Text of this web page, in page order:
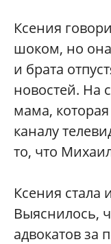
Ксения
шоком, но она
и брата
новостей. На
мама,
каналу
то, что
Ксения стала
Выяснилось,
адвокатов за